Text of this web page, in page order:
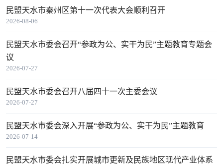
2026-08-06
民盟天水市秦州区第十一次代表大会顺利召开
2026-07-27
民盟天水市委会召开“参政为公、实干为民”主题教育专题会
议
2026-07-27
民盟天水市委会召开八届四十一次主委会议
2026-07-14
民盟天水市委会深入开展“参政为公、实干为民”主题教育
民盟天水市委会扎实开展城市更新及民族地区现代产业体系